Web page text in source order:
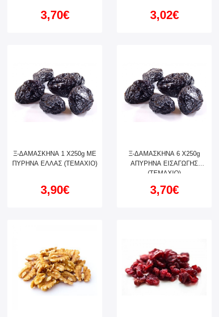
3,70€ 3,02€
Ξ-ΔΑΜΑΣΚΗΝΑ 1 X250g ΜΕ
ΠΥΡΗΝΑ ΕΛΛΑΣ (ΤΕΜΑΧΙΟ)
3,90€
Ξ-ΔΑΜΑΣΚΗΝΑ 6 X250g
ΑΠΥΡΗΝΑ ΕΙΣΑΓΩΓΗΣ
(ΤΕΜΑΧΙΟ)
3,70€